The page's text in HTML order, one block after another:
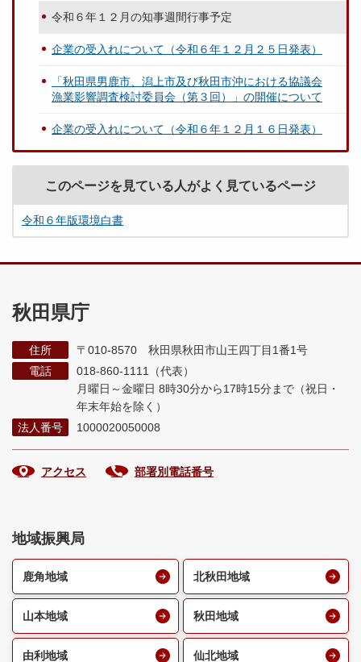
令和６年１２月の知事週間行事予定
企業の受入れについて（令和６年１２月２５日発表）
「秋田県男鹿市、潟上市及び秋田市沖における協議会
漁業影響調査検討委員会（第３回）」の開催について
企業の受入れについて（令和６年１２月１６日発表）
このページを見ている人がよく見ているページ
令和６年版環境白書
秋田県庁
住所
〒010-8570 秋田県秋田市山王四丁目1番1号
電話
018-860-1111（代表）
月曜日～金曜日 8時30分から17時15分まで （祝日・
年末年始を除く）
法人番号
1000020050008
アクセス 部署別電話番号
地域振興局
鹿角地域 北秋田地域
山本地域 秋田地域
由利地域 仙北地域